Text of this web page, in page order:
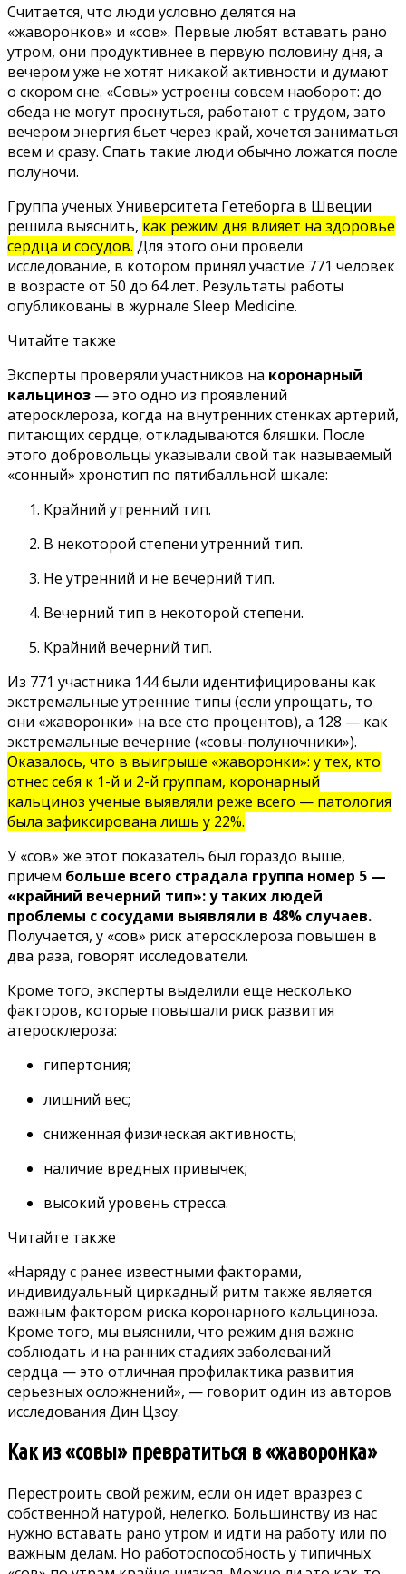
Считается, что люди условно делятся на
«жаворонков» и «сов». Первые любят вставать рано
утром, они продуктивнее в первую половину дня, а
вечером уже не хотят никакой активности и думают
о скором сне. «Совы» устроены совсем наоборот: до
обеда не могут проснуться, работают с трудом, зато
вечером энергия бьет через край, хочется заниматься
всем и сразу. Спать такие люди обычно ложатся после
полуночи.
Группа ученых Университета Гетеборга в Швеции
решила выяснить, как режим дня влияет на здоровье
сердца и сосудов. Для этого они провели
исследование, в котором принял участие 771 человек
в возрасте от 50 до 64 лет. Результаты работы
опубликованы в журнале Sleep Medicine.
Читайте также
Эксперты проверяли участников на коронарный
кальциноз — это одно из проявлений
атеросклероза, когда на внутренних стенках артерий,
питающих сердце, откладываются бляшки. После
этого добровольцы указывали свой так называемый
«сонный» хронотип по пятибалльной шкале:
Крайний утренний тип.
В некоторой степени утренний тип.
Не утренний и не вечерний тип.
Вечерний тип в некоторой степени.
Крайний вечерний тип.
Из 771 участника 144 были идентифицированы как
экстремальные утренние типы (если упрощать, то
они «жаворонки» на все сто процентов), а 128 — как
экстремальные вечерние («совы-полуночники»).
Оказалось, что в выигрыше «жаворонки»: у тех, кто
отнес себя к 1-й и 2-й группам, коронарный
кальциноз ученые выявляли реже всего — патология
была зафиксирована лишь у 22%.
У «сов» же этот показатель был гораздо выше,
причем больше всего страдала группа номер 5 —
«крайний вечерний тип»: у таких людей
проблемы с сосудами выявляли в 48% случаев.
Получается, у «сов» риск атеросклероза повышен в
два раза, говорят исследователи.
Кроме того, эксперты выделили еще несколько
факторов, которые повышали риск развития
атеросклероза:
гипертония;
лишний вес;
сниженная физическая активность;
наличие вредных привычек;
высокий уровень стресса.
Читайте также
«Наряду с ранее известными факторами,
индивидуальный циркадный ритм также является
важным фактором риска коронарного кальциноза.
Кроме того, мы выяснили, что режим дня важно
соблюдать и на ранних стадиях заболеваний
сердца — это отличная профилактика развития
серьезных осложнений», — говорит один из авторов
исследования Дин Цзоу.
Как из «совы» превратиться в «жаворонка»
Перестроить свой режим, если он идет вразрез с
собственной натурой, нелегко. Большинству из нас
нужно вставать рано утром и идти на работу или по
важным делам. Но работоспособность у типичных